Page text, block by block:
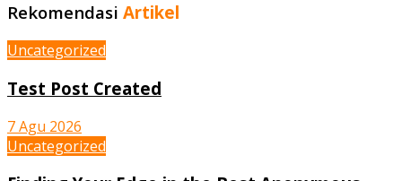
Rekomendasi Artikel
Uncategorized
Test Post Created
7 Agu 2026
Uncategorized